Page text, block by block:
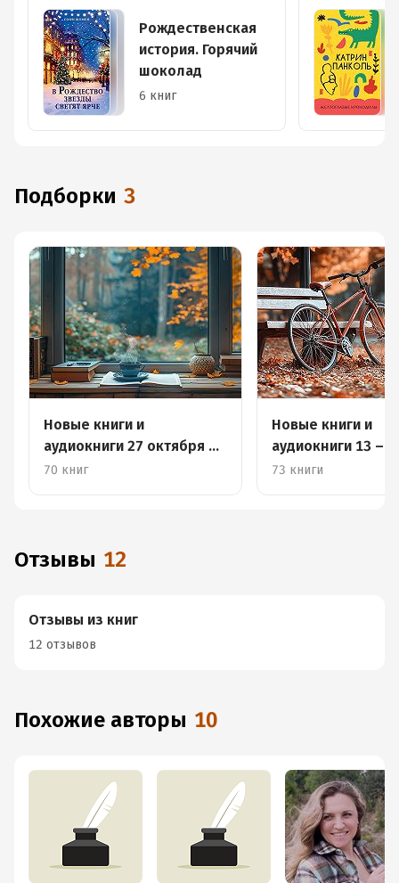
Рождественская
история. Горячий
шоколад
6 книг
Подборки 3
Новые книги и
аудиокниги 27 октября –
2 ноября
70 книг
Новые книги и
аудиокниги 13 –
октября
73 книги
Отзывы 12
Отзывы из книг
12 отзывов
Похожие авторы 10